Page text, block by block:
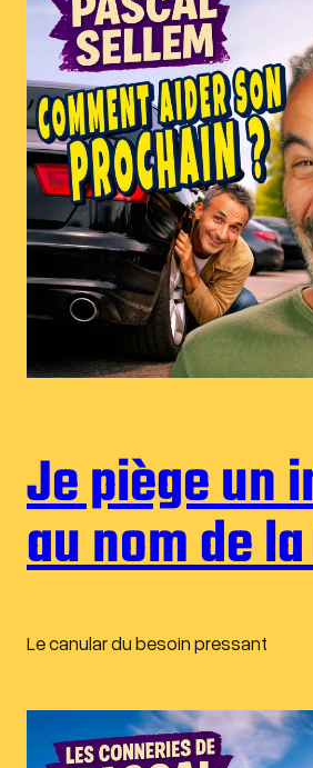
Je piège un
au nom de
Le canular du besoin pressant